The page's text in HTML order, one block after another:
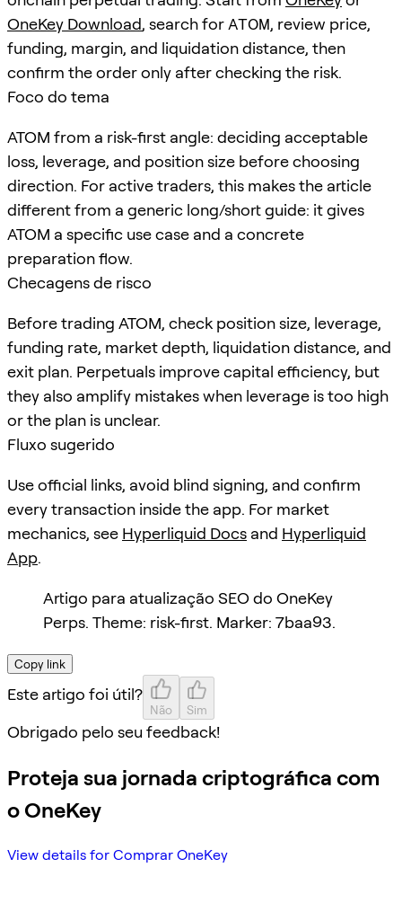
OneKey Download, search for ATOM, review price,
funding, margin, and liquidation distance, then
confirm the order only after checking the risk.
Foco do tema
ATOM from a risk-first angle: deciding acceptable
loss, leverage, and position size before choosing
direction. For active traders, this makes the article
different from a generic long/short guide: it gives
ATOM a specific use case and a concrete
preparation flow.
Checagens de risco
Before trading ATOM, check position size, leverage,
funding rate, market depth, liquidation distance, and
exit plan. Perpetuals improve capital efficiency, but
they also amplify mistakes when leverage is too high
or the plan is unclear.
Fluxo sugerido
Use official links, avoid blind signing, and confirm
every transaction inside the app. For market
mechanics, see Hyperliquid Docs and Hyperliquid
App.
Artigo para atualização SEO do OneKey
Perps. Theme: risk-first. Marker: 7baa93.
Copy link
Este artigo foi útil?
Não Sim
Obrigado pelo seu feedback!
Proteja sua jornada criptográfica com
o OneKey
View details for Comprar OneKey